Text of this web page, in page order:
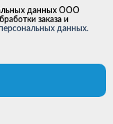
данных ООО
заказа и
данных.